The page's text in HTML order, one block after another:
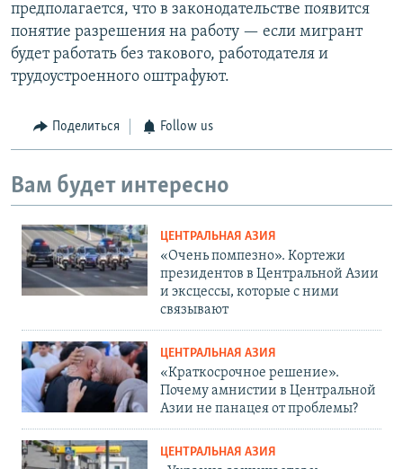
предполагается, что в законодательстве появится
понятие разрешения на работу — если мигрант
будет работать без такового, работодателя и
трудоустроенного оштрафуют.
Поделиться Follow us
Вам будет интересно
ЦЕНТРАЛЬНАЯ АЗИЯ
«Очень помпезно». Кортежи
президентов в Центральной Азии
и эксцессы, которые с ними
связывают
ЦЕНТРАЛЬНАЯ АЗИЯ
«Краткосрочное решение».
Почему амнистии в Центральной
Азии не панацея от проблемы?
ЦЕНТРАЛЬНАЯ АЗИЯ